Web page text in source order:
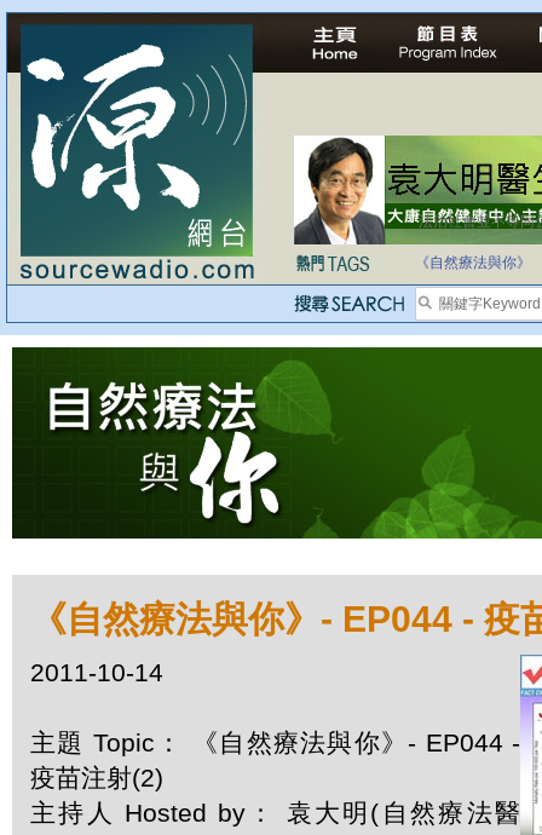
法治社會並不等同
自家教育合法化-
《自然療法與你》
《自然療法與你》- EP044 - 疫
2011-10-14
主題 Topic： 《自然療法與你》- EP044 -
疫苗注射(2)
主持人 Hosted by： 袁大明(自然療法醫